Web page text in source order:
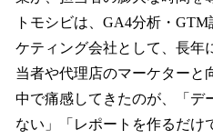
トモシビは、GA4分析・
ケティング会社として、長年
当者や代理店のマーケターと
中で痛感してきたのが、「デ
ない」「レポートを作るだけ